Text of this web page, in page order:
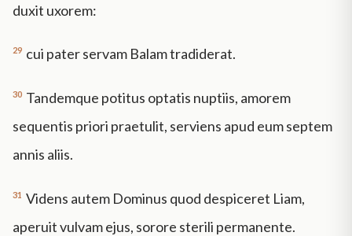
duxit uxorem:
29 cui pater servam Balam tradiderat.
30 Tandemque potitus optatis nuptiis, amorem
sequentis priori praetulit, serviens apud eum septem
annis aliis.
31 Videns autem Dominus quod despiceret Liam,
aperuit vulvam ejus, sorore sterili permanente.